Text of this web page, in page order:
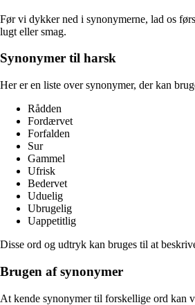
Før vi dykker ned i synonymerne, lad os
lugt eller smag.
Synonymer til harsk
Her er en liste over synonymer, der kan
Rådden
Fordærvet
Forfalden
Sur
Gammel
Ufrisk
Bedervet
Uduelig
Ubrugelig
Uappetitlig
Disse ord og udtryk kan bruges til at
Brugen af synonymer
At kende synonymer til forskellige ord kan